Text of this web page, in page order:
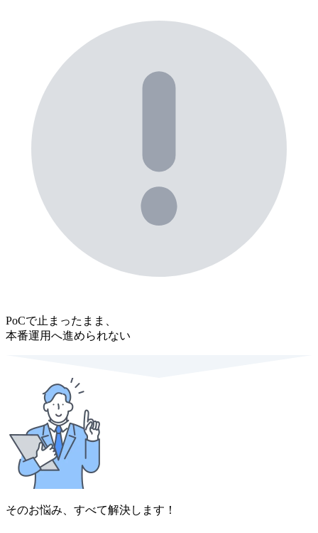
PoCで止まったまま、
本番運用へ進められない
そのお悩み、すべて解決します！